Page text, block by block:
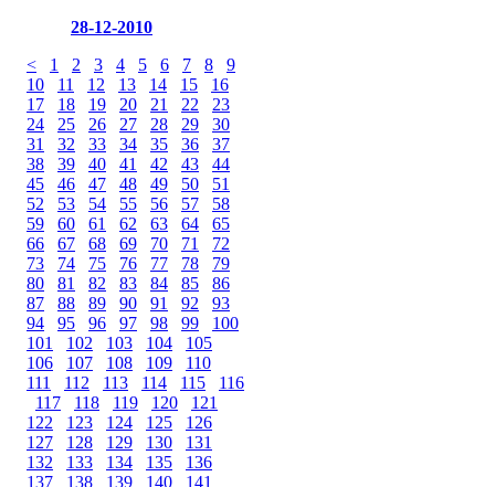
28-12-2010
<
1 2 3 4 5 6 7 8
9
10
11 12 13 14 15
16
17
18 19 20 21 22
23
24
25 26 27 28 29
30
31
32 33 34 35 36
37
38
39 40 41 42 43
44
45
46 47 48 49 50
51
52
53 54 55 56 57
58
59
60 61 62 63 64
65
66
67 68 69 70 71
72
73
74 75 76 77 78
79
80
81 82 83 84 85
86
87
88 89 90 91 92
93
94
95 96 97 98 99
100
101
102 103 104
105
106
107 108 109
110
111
112 113 114 115
116
117
118 119 120
121
122
123 124 125
126
127
128 129 130
131
132
133 134 135
136
137
138 139 140 141